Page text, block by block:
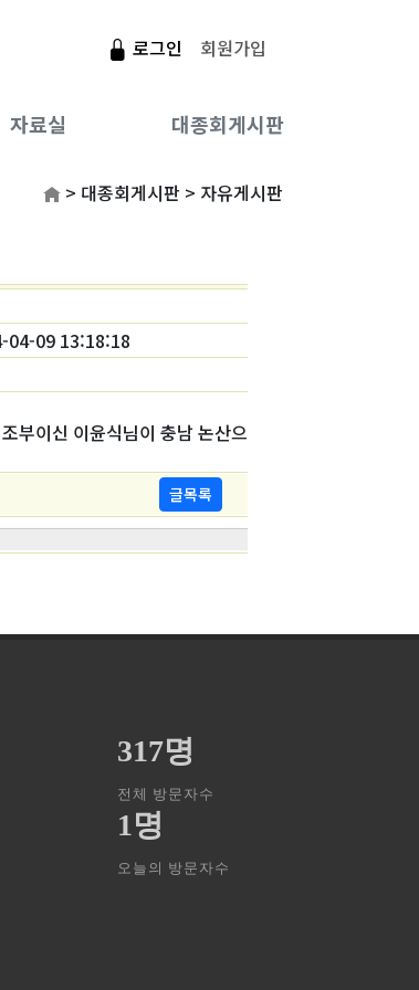
로그인 회원가입
인사말
역대회장/임원
연락처
오시는길
성씨의 유래
문중인물
제향 행사일
연안이씨 뿌리
문헌
대종회보
자료실
제사절차 기준
관련사이트
대종회게시판
공지사항
자유게시판
종친사진첩
> 대종회게시판 > 자유게시판
04-09 13:18:18
부이신 이윤식님이 충남 논산으
글목록
317명
전체 방문자수
1명
오늘의 방문자수